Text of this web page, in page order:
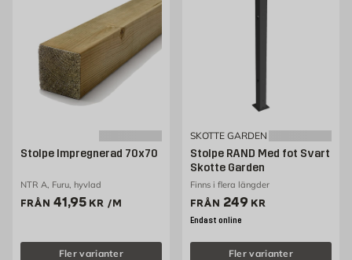
Stolpe Impregnerad 70x70
NTR A, Furu, hyvlad
FRÅN Pris 41.95 kr /m
41,95 KR /M
Fler varianter
SKOTTE GARDEN
Stolpe RAND Med fot Svart
Skotte Garden
Finns i flera längder
FRÅN Pris 249 kr
249 KR
Endast online
Fler varianter